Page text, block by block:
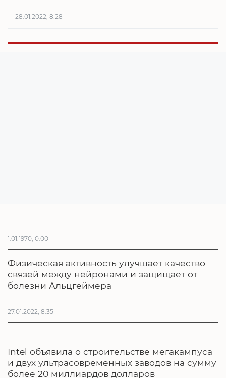
28.01.2022, 8:28
1.01.1970, 0:00
Физическая активность улучшает качество
связей между нейронами и защищает от
болезни Альцгеймера
27.01.2022, 8:35
Intel объявила о строительстве мегакампуса
и двух ультрасовременных заводов на сумму
более 20 миллиардов долларов